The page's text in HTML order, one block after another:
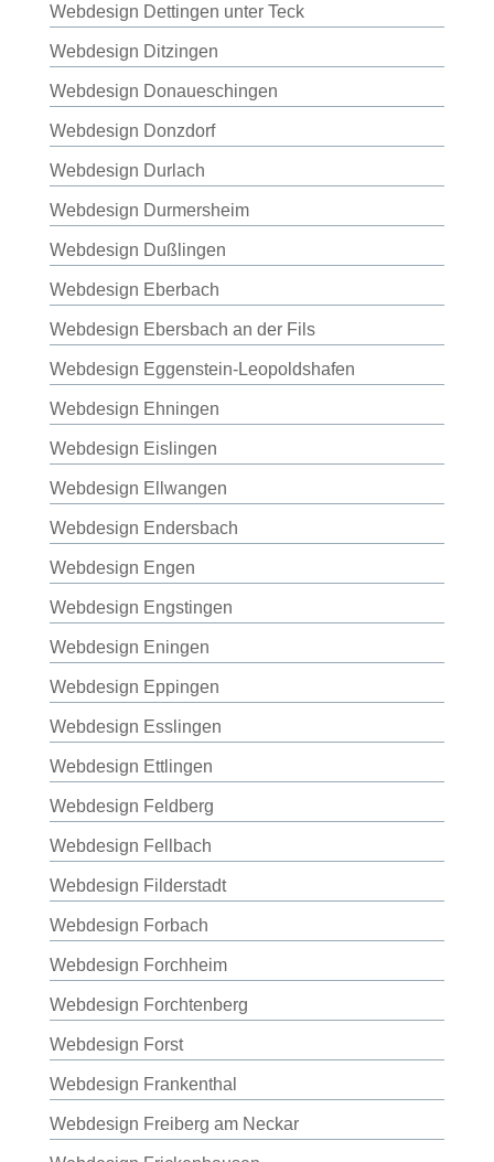
Webdesign Dettingen unter Teck
Webdesign Ditzingen
Webdesign Donaueschingen
Webdesign Donzdorf
Webdesign Durlach
Webdesign Durmersheim
Webdesign Dußlingen
Webdesign Eberbach
Webdesign Ebersbach an der Fils
Webdesign Eggenstein-Leopoldshafen
Webdesign Ehningen
Webdesign Eislingen
Webdesign Ellwangen
Webdesign Endersbach
Webdesign Engen
Webdesign Engstingen
Webdesign Eningen
Webdesign Eppingen
Webdesign Esslingen
Webdesign Ettlingen
Webdesign Feldberg
Webdesign Fellbach
Webdesign Filderstadt
Webdesign Forbach
Webdesign Forchheim
Webdesign Forchtenberg
Webdesign Forst
Webdesign Frankenthal
Webdesign Freiberg am Neckar